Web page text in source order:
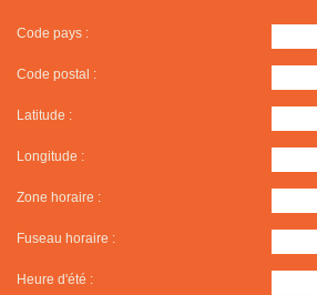
Code pays :
Code postal :
Latitude :
Longitude :
Zone horaire :
Fuseau horaire :
Heure d'été :